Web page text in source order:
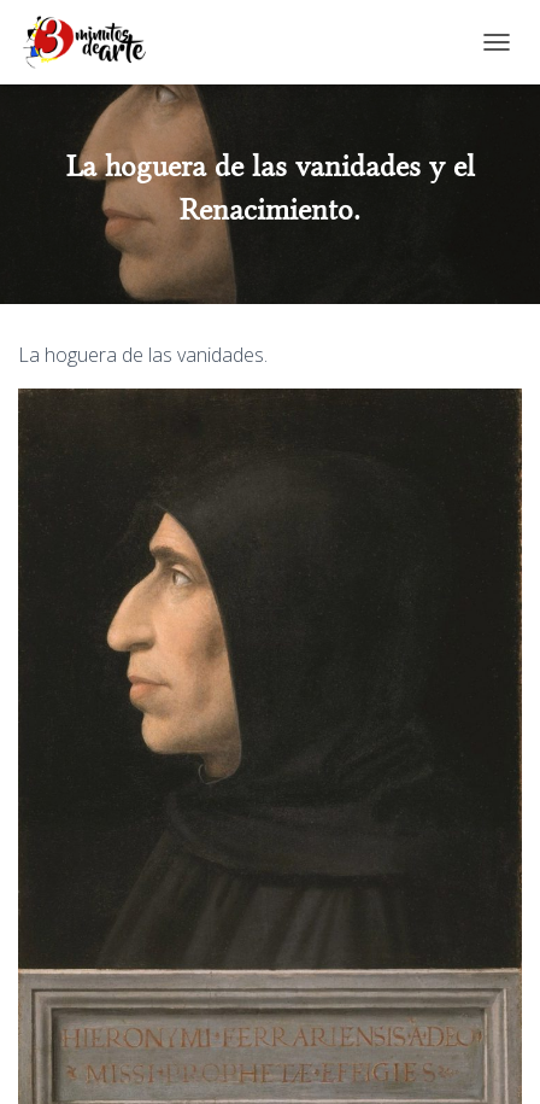
La hoguera de las vanidades y el
Renacimiento.
La hoguera de las vanidades.